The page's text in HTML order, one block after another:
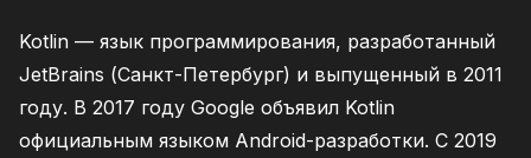
Kotlin — язык программирования, разработанный
JetBrains (Санкт-Петербург) и выпущенный в 2011
году. В 2017 году Google объявил Kotlin
официальным языком Android-разработки. С 2019